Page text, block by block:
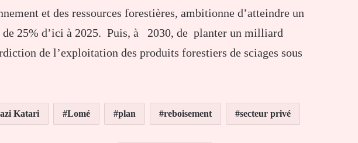
et des ressources forestières, ambitionne d’atteindre un
de 25% d’ici à 2025. Puis, à 2030, de planter un milliard
de l’exploitation des produits forestiers de sciages sous
Katari Lomé plan reboisement secteur privé